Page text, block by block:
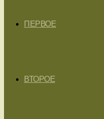
ПЕРВОЕ
ВТОРОЕ